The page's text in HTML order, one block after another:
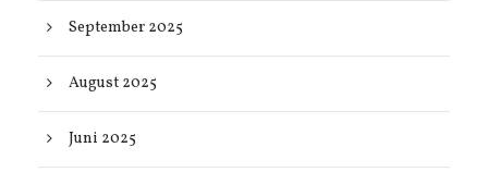
September 2025
August 2025
Juni 2025